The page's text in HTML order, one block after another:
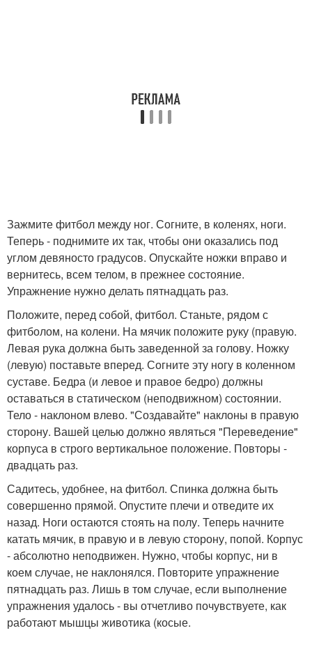
Зажмите фитбол между ног. Согните, в коленях, ноги.
Теперь - поднимите их так, чтобы они оказались под
углом девяносто градусов. Опускайте ножки вправо и
вернитесь, всем телом, в прежнее состояние.
Упражнение нужно делать пятнадцать раз.
Положите, перед собой, фитбол. Станьте, рядом с
фитболом, на колени. На мячик положите руку (правую.
Левая рука должна быть заведенной за голову. Ножку
(левую) поставьте вперед. Согните эту ногу в коленном
суставе. Бедра (и левое и правое бедро) должны
оставаться в статическом (неподвижном) состоянии.
Тело - наклоном влево. "Создавайте" наклоны в правую
сторону. Вашей целью должно являться "Переведение"
корпуса в строго вертикальное положение. Повторы -
двадцать раз.
Садитесь, удобнее, на фитбол. Спинка должна быть
совершенно прямой. Опустите плечи и отведите их
назад. Ноги остаются стоять на полу. Теперь начните
катать мячик, в правую и в левую сторону, попой. Корпус
- абсолютно неподвижен. Нужно, чтобы корпус, ни в
коем случае, не наклонялся. Повторите упражнение
пятнадцать раз. Лишь в том случае, если выполнение
упражнения удалось - вы отчетливо почувствуете, как
работают мышцы животика (косые.